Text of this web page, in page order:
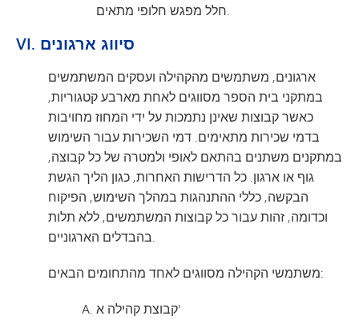
חלל מפגש חלופי מתאים.
VI. סיווג ארגונים
ארגונים, משתמשים מהקהילה ועסקים המשתמשים
במתקני בית הספר מסווגים לאחת מארבע קטגוריות,
כאשר קבוצות שאינן נתמכות על ידי המחוז מחויבות
בדמי שכירות מתאימים. דמי השכירות עבור השימוש
במתקנים משתנים בהתאם לאופי ולמטרה של כל קבוצה,
גוף או ארגון. כל הדרישות האחרות, כגון הליך הגשת
הבקשה, כללי ההתנהגות במהלך השימוש, הפיקוח
וכדומה, זהות עבור כל קבוצות המשתמשים, ללא תלות
בהבדלים הארגוניים.
משתמשי הקהילה מסווגים לאחד מהתחומים הבאים:
קבוצת קהילה א'